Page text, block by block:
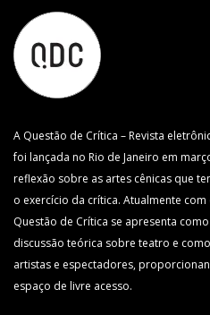
A Questão de Crítica – Revista
foi lançada no Rio de Janeiro em
reflexão sobre as artes cênicas que
o exercício da crítica. Atualmente
Questão de Crítica se apresenta
discussão teórica sobre teatro e
artistas e espectadores,
espaço de livre acesso.